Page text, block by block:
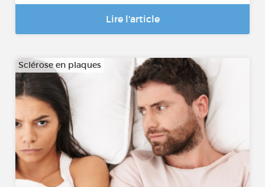
Lire l'article
Sclérose en plaques